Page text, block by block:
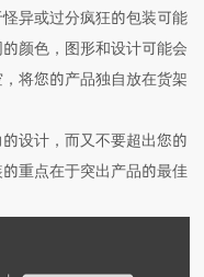
异或过分疯狂的包装可能
颜色，图形和设计可能会
将您的产品独自放在货架
设计，而又不要超出您的
重点在于突出产品的最佳